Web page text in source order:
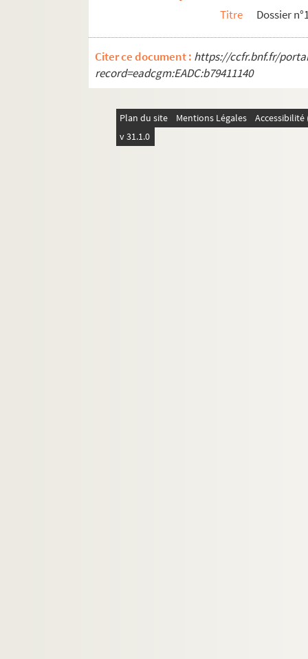
Titre Dossier
Citer ce document : https://ccfr.bnf.fr/
record=eadcgm:EADC:b79411140
Plan du site Mentions Légales
v 31.1.0